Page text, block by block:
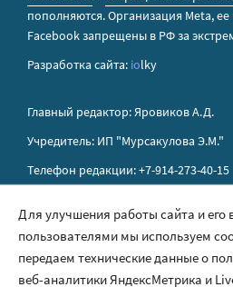
пополняются. Организация Metа,
Facebook запрещены в РФ за
Разработка сайта: iolky
Главный редактор: Яровиков А.Д.
Учредитель: ИП "Мурсакулова Э.М."
Телефон редакции: +7-914-273-40-15
Правила сайта
Политика обработки персональных
Для улучшения работы сайта и его
пользователями мы используем
передаем технические данные о
веб-аналитики ЯндексМетрика и